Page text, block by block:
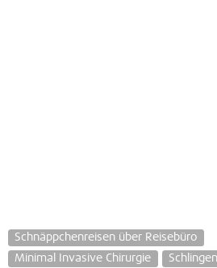
Schnäppchenreisen über Reisebüro
Minimal Invasive Chirurgie